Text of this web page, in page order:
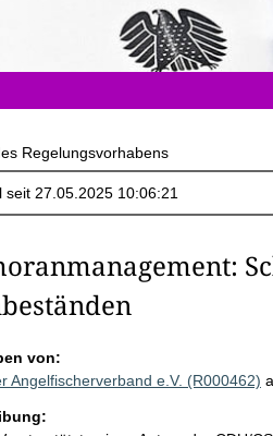
Regelungsvorhabens
von:
Angelfischerverband e.V. (R000462)